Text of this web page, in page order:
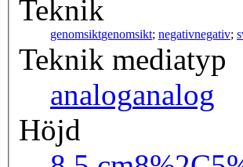
Teknik
genomsiktgenomsikt; negativnegativ;
Teknik mediatyp
analoganalog
Höjd